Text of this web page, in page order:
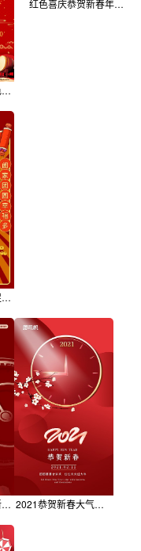
恭贺新春年货节红色中国风喜庆节日促销海报
红色喜庆恭贺新春年货氛围海报banner
红色贺新春屯年货促销gif海报
红色大气春节恭贺新春祝福新春手机海报 2021恭贺新春大气红色喜庆手机海报